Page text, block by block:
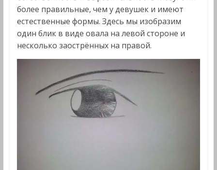
более правильные, чем у девушек и имеют
естественные формы. Здесь мы изобразим
один блик в виде овала на левой стороне и
несколько заострённых на правой.